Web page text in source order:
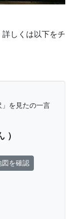
しくは以下をチ
！
を見たの一言
）
図を確認